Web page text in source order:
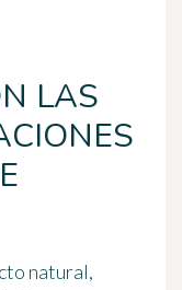
LAS
natural,